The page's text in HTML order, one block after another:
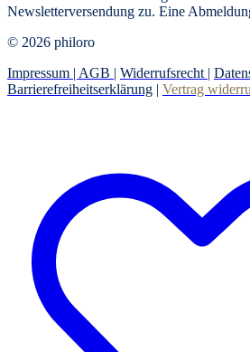
Newsletterversendung zu. Eine
© 2026 philoro
Impressum | AGB | Widerrufsrecht |
Barrierefreiheitserklärung | Vertrag